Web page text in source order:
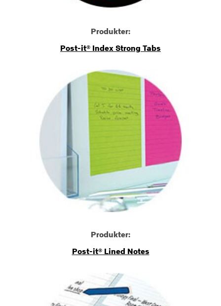
Produkter:
Post-it® Index Strong Tabs
Produkter:
Post-it® Lined Notes